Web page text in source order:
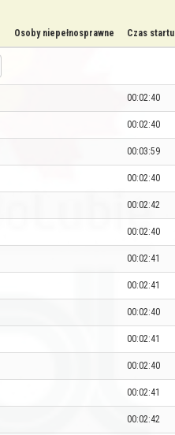
Osoby niepełnosprawne Czas startu
00:02:40
00:02:40
00:03:59
00:02:40
00:02:42
00:02:40
00:02:41
00:02:41
00:02:40
00:02:41
00:02:40
00:02:41
00:02:42